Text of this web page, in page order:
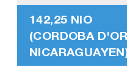
142,25 NIO
(CORDOBA D'OR